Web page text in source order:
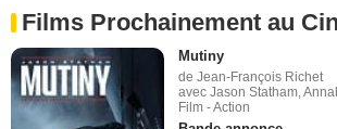
Films Prochainement au
Mutiny
de Jean-François Richet
avec Jason Statham,
Film - Action